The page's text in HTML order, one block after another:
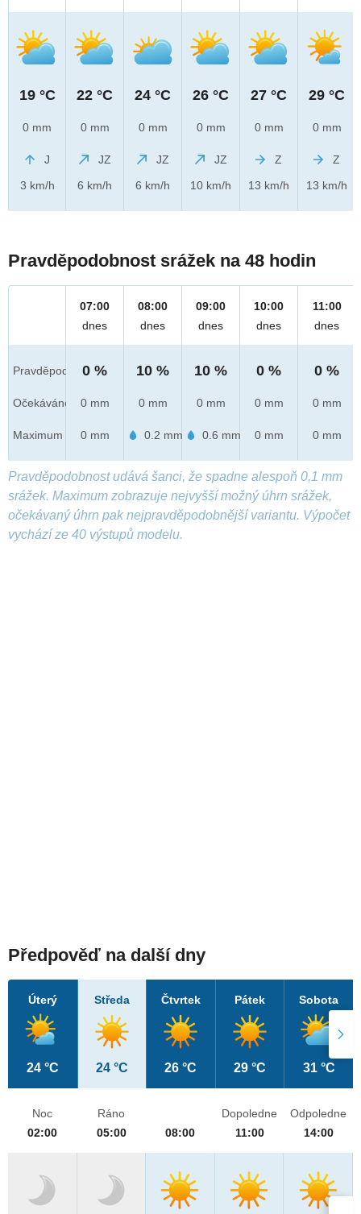
19 °C
0 mm
J
3 km/h
22 °C
0 mm
JZ
6 km/h
24 °C
0 mm
JZ
6 km/h
26 °C
0 mm
JZ
10 km/h
27 °C
0 mm
Z
13 km/h
29 °C
0 mm
Z
13 km/h
Pravděpodobnost srážek na 48 hodin
Pravděpod.
Očekáváno
Maximum
07:00
dnes
0 %
0 mm
0 mm
08:00
dnes
10 %
0 mm
0.2 mm
09:00
dnes
10 %
0 mm
0.6 mm
10:00
dnes
0 %
0 mm
0 mm
11:00
dnes
0 %
0 mm
0 mm
Pravděpodobnost udává šanci, že spadne alespoň 0,1 mm
srážek. Maximum zobrazuje nejvyšší možný úhrn srážek,
očekávaný úhrn pak nejpravděpodobnější variantu. Výpočet
vychází ze 40 výstupů modelu.
Předpověď na další dny
Úterý
24 °C
Středa
24 °C
Čtvrtek
26 °C
Pátek
29 °C
Sobota
31 °C
Noc
02:00
Ráno
05:00
08:00
Dopoledne
11:00
Odpoledne
14:00